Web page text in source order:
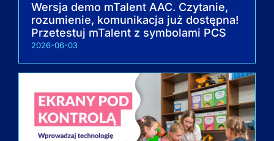
Wersja demo mTalent AAC. Czytanie,
rozumienie, komunikacja już dostępna!
Przetestuj mTalent z symbolami PCS
2026-06-03